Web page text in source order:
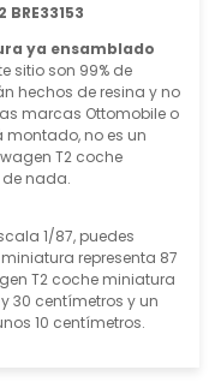
ya ensamblado
sitio son 99% de
hechos de resina y no
marcas Ottomobile o
montado, no es un
T2 coche
nada.
1/87, puedes
representa 87
T2 coche miniatura
30 centímetros y un
10 centímetros.